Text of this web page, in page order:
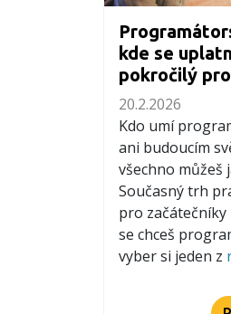
kde se
pokročilý
20.2.2026
Kdo umí
ani budoucím
všechno
Současný trh
pro
se chceš
vyber si jeden z